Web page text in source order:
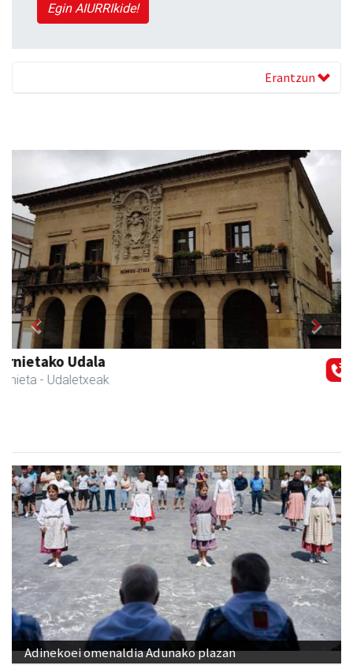
Egin AIURRIkide!
Erantzun
Magale Ikastetxea
Urnieta - Hezkuntza
Previous Next
Adinekoei omenaldia Adunako plazan